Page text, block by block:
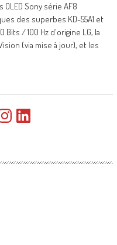
Sony série AF8
des superbes KD-55A1 et
Bits / 100 Hz d'origine LG, la
(via mise à jour), et les
LinkedIn